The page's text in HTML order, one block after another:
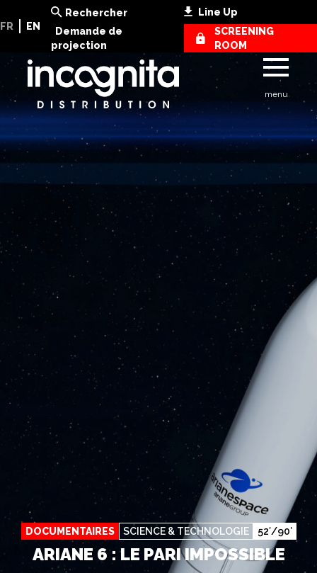
menu
FR EN
Rechercher
Line Up
Demande de
projection
SCREENING
ROOM
DOCUMENTAIRES SCIENCE & TECHNOLOGIE 52′/90′
ARIANE 6 : LE PARI IMPOSSIBLE